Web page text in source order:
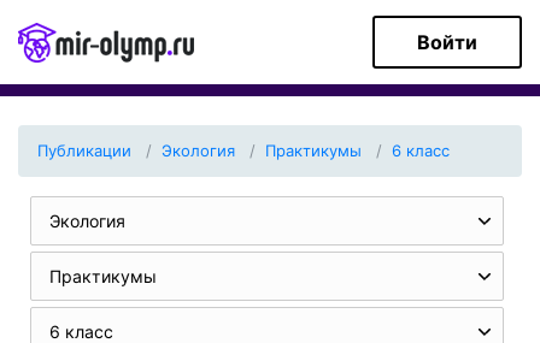
Войти
Публикации Экология Практикумы 6 класс
Экология
Практикумы
6 класс